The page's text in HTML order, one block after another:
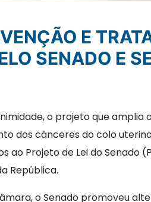
SENADO E
o projeto que
dos cânceres do colo
Projeto de Lei do Senado
República.
o Senado promoveu